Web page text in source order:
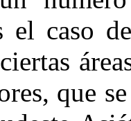
el caso
que